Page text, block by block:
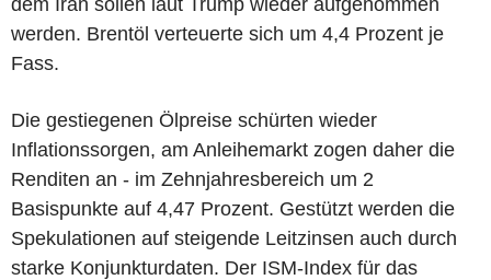
dem Iran sollen laut Trump wieder aufgenommen
werden. Brentöl verteuerte sich um 4,4 Prozent je
Fass.
Die gestiegenen Ölpreise schürten wieder
Inflationssorgen, am Anleihemarkt zogen daher die
Renditen an - im Zehnjahresbereich um 2
Basispunkte auf 4,47 Prozent. Gestützt werden die
Spekulationen auf steigende Leitzinsen auch durch
starke Konjunkturdaten. Der ISM-Index für das